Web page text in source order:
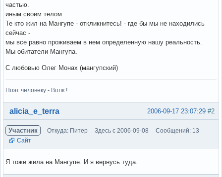
частью.
иным своим телом.
Те кто жил на Мангупе - откликнитесь! - где бы мы не находились
сейчас -
мы все равно проживаем в нем определенную нашу реальность.
Мы обитатели Мангупа.
С любовью Олег Монах (мангупский)
Поэт человеку - Волк !
Вне форума #2
2006-09-17 23:07:29
alicia_e_terra
Участник Откуда: Питер Здесь с 2006-09-08
Сообщений: 13
Сайт
Я тоже жила на Мангупе. И я вернусь туда.